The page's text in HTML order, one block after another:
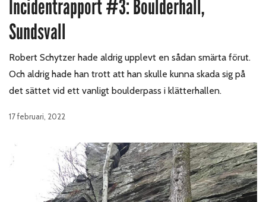
Incidentrapport #3: Boulderhall,
Sundsvall
Robert Schytzer hade aldrig upplevt en sådan smärta förut.
Och aldrig hade han trott att han skulle kunna skada sig på
det sättet vid ett vanligt boulderpass i klätterhallen.
17 februari, 2022